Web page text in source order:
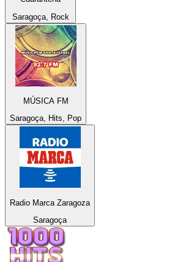
Saragoça, Rock
MÚSICA FM
Saragoça, Hits, Pop
Radio Marca Zaragoza
Saragoça